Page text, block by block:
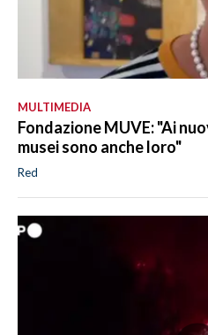
MULTIMEDIA
Fondazione MUVE: "Ai
musei sono anche loro"
Red